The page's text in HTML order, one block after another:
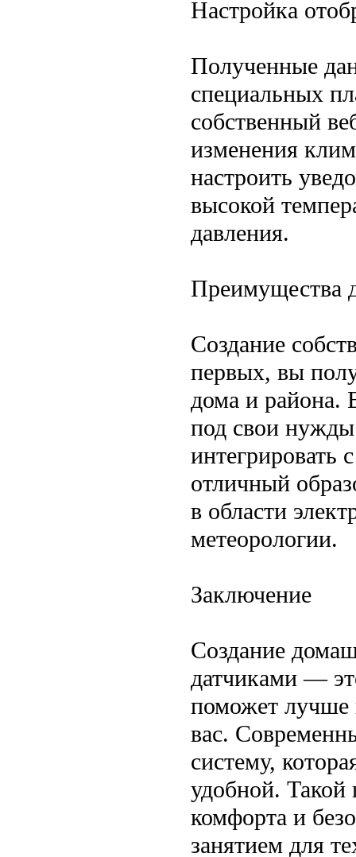
Настройка
Полученные
специальных
собственный
изменения
настроить
высокой
давления.
Преимущества
Создание
первых, вы
дома и района.
под свои
интегрировать
отличный
в области
метеорологии.
Заключение
Создание
датчиками —
поможет лучше
вас.
систему,
удобной. Такой
комфорта и
занятием для